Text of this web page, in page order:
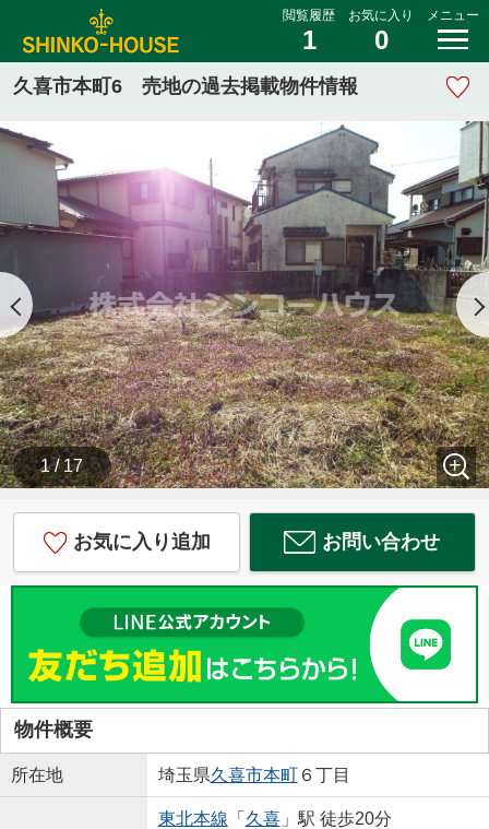
閲覧履歴
1
お気に入り
0
メニュー
久喜市本町6 売地の過去掲載物件情報
1 / 17
お気に入り追加 お問い合わせ
物件概要
所在地 埼玉県久喜市本町６丁目
東北本線 「 久喜」駅 徒歩20分